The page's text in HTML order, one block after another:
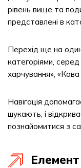
рівень вище та
представлені в
Перехід ще на один
категоріями, серед
харчування», «Кава
Навігація
шукають, і
познайомитися з
Елемент